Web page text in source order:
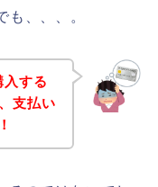
も、、、。
する
支払い